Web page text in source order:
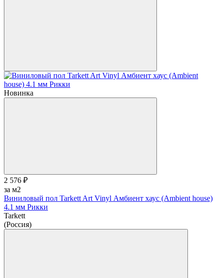
Новинка
2 576 ₽
за м2
Виниловый пол Tarkett Art Vinyl Амбиент хаус (Ambient house)
4.1 мм Рикки
Tarkett
(Россия)